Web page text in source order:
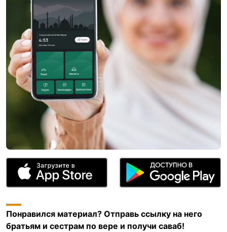
Понравился материал? Отправь ссылку на него
братьям и сестрам по вере и получи саваб!